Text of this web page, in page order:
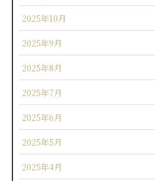
2025年10月
2025年9月
2025年8月
2025年7月
2025年6月
2025年5月
2025年4月